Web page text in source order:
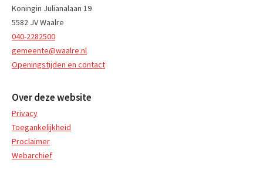
Koningin Julianalaan 19
5582 JV Waalre
040-2282500
gemeente@waalre.nl
Openingstijden en contact
Over deze website
Privacy
Toegankelijkheid
Proclaimer
Webarchief